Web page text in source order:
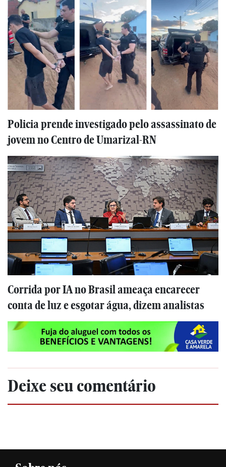
Policia prende investigado pelo assassinato de
jovem no Centro de Umarizal-RN
Corrida por IA no Brasil ameaça encarecer
conta de luz e esgotar água, dizem analistas
Deixe seu comentário